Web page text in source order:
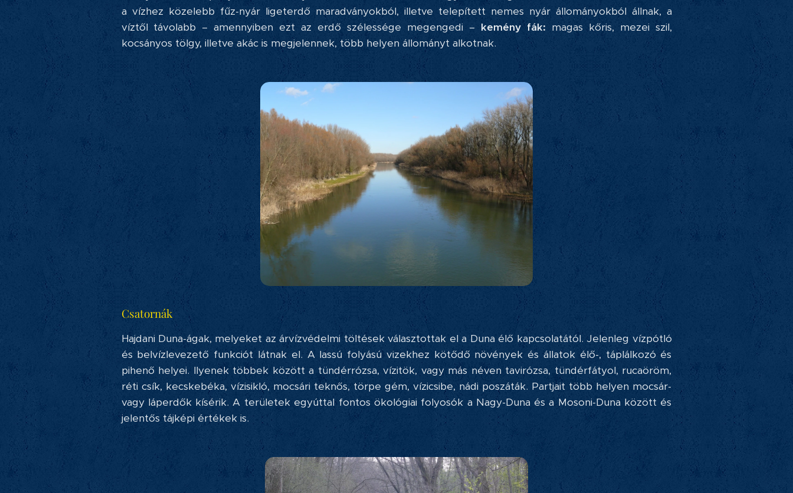
a vízhez közelebb fűz-nyár ligeterdő maradványokból, illetve telepített nemes nyár állományokból állnak, a
víztől távolabb – amennyiben ezt az erdő szélessége megengedi – kemény fák: magas kőris, mezei szil,
kocsányos tölgy, illetve akác is megjelennek, több helyen állományt alkotnak.
Csatornák
Hajdani Duna-ágak, melyeket az árvízvédelmi töltések választottak el a Duna élő kapcsolatától. Jelenleg vízpótló
és belvízlevezető funkciót látnak el. A lassú folyású vizekhez kötődő növények és állatok élő-, táplálkozó és
pihenő helyei. Ilyenek többek között a tündérrózsa, vízitök, vagy más néven tavirózsa, tündérfátyol, rucaöröm,
réti csík, kecskebéka, vízisikló, mocsári teknős, törpe gém, vízicsibe, nádi poszáták. Partjait több helyen mocsár-
vagy láperdők kísérik. A területek egyúttal fontos ökológiai folyosók a Nagy-Duna és a Mosoni-Duna között és
jelentős tájképi értékek is.